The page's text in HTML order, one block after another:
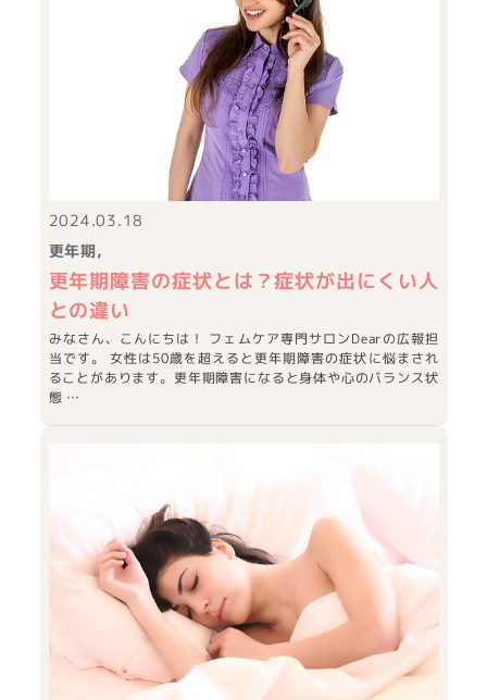
2024.03.18
更年期
更年期障害の症状とは？症状が出にくい人
との違い
みなさん、こんにちは！ フェムケア専門サロンDearの広報担
当です。 女性は50歳を超えると更年期障害の症状に悩まされ
ることがあります。更年期障害になると身体や心のバランス状
態 …